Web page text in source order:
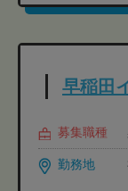
早稲田
募集職種
勤務地